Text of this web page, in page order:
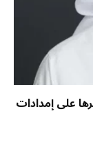
على إمدادات